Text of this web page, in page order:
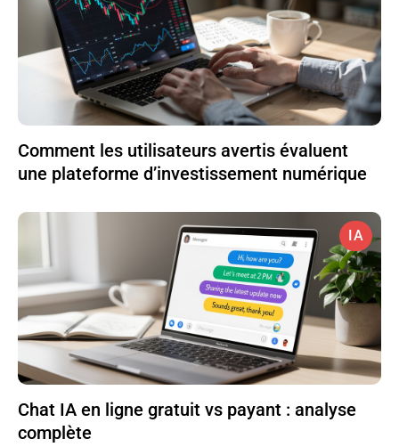
Comment les utilisateurs avertis évaluent
une plateforme d’investissement numérique
IA
Chat IA en ligne gratuit vs payant : analyse
complète